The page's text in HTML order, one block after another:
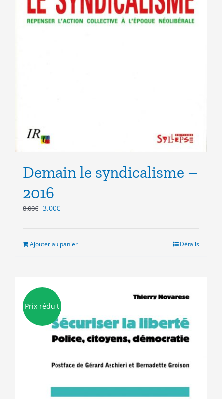
Demain le syndicalisme –
2016
8.00€ Le
était :
3.00€Le
est :
Ajouter au panier Détails
Prix réduit